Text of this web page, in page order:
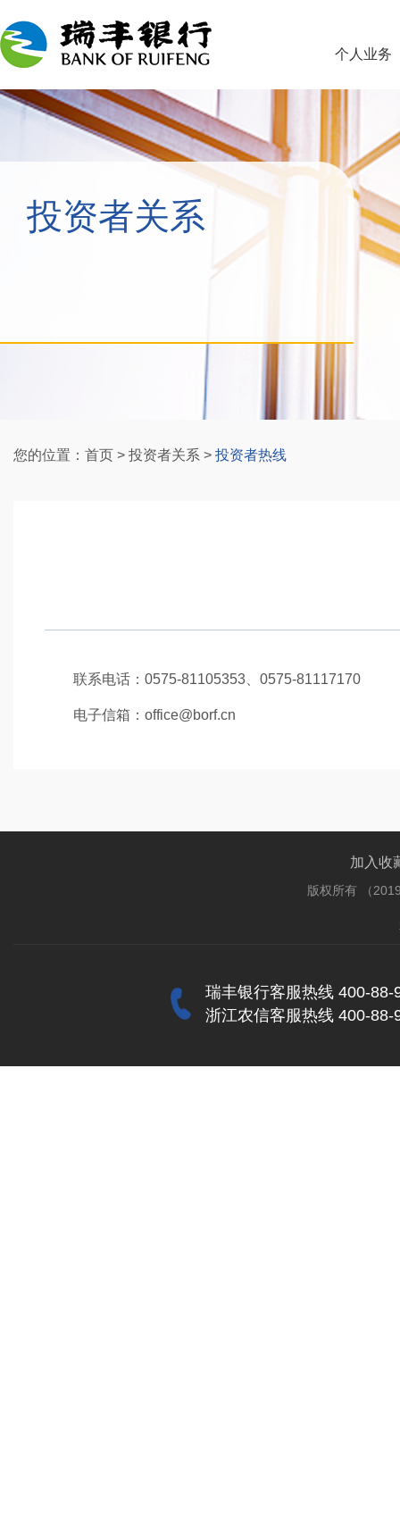
个人业务
投资者关系
您的位置： 首页 > 投资者关系 > 投资者热线
联系电话：0575-81105353、0575-81117170
电子信箱：office@borf.cn
加入收
版权所有 （
瑞丰银行客服热线 400-88-
浙江农信客服热线 400-88-